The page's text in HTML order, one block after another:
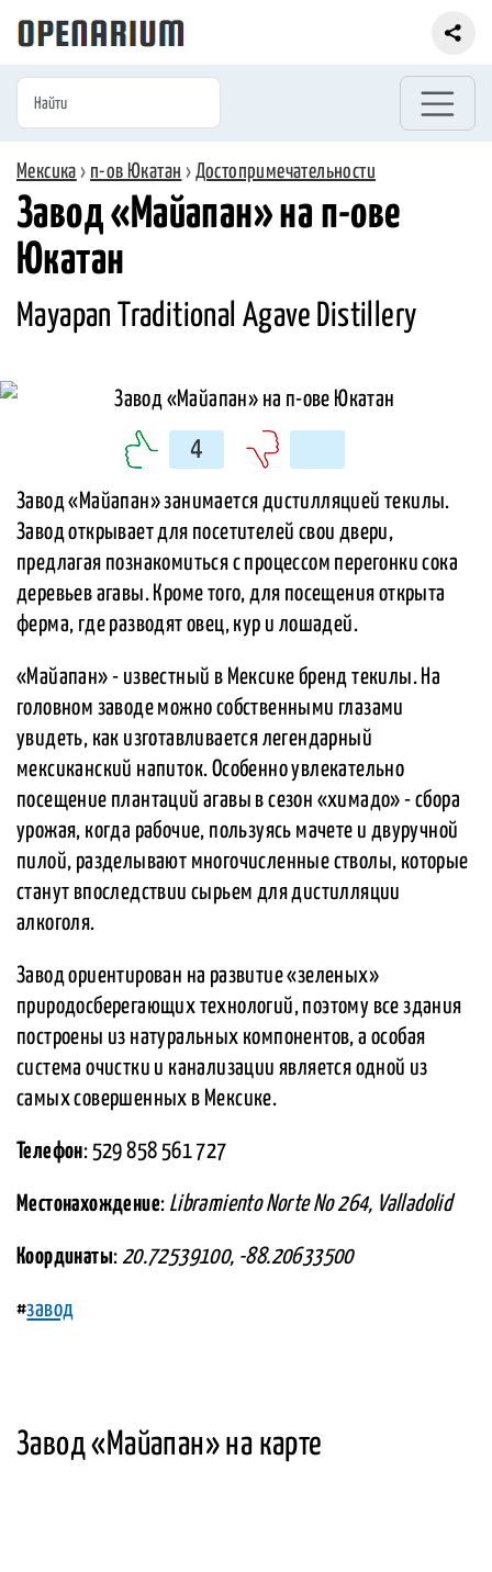
Мексика › п-ов Юкатан › Достопримечательности
Завод «Майапан» на п-ове
Юкатан
Mayapan Traditional Agave Distillery
4
Завод «Майапан» занимается дистилляцией текилы.
Завод открывает для посетителей свои двери,
предлагая познакомиться с процессом перегонки сока
деревьев агавы. Кроме того, для посещения открыта
ферма, где разводят овец, кур и лошадей.
«Майапан» - известный в Мексике бренд текилы. На
головном заводе можно собственными глазами
увидеть, как изготавливается легендарный
мексиканский напиток. Особенно увлекательно
посещение плантаций агавы в сезон «химадо» - сбора
урожая, когда рабочие, пользуясь мачете и двуручной
пилой, разделывают многочисленные стволы, которые
станут впоследствии сырьем для дистилляции
алкоголя.
Завод ориентирован на развитие «зеленых»
природосберегающих технологий, поэтому все здания
построены из натуральных компонентов, а особая
система очистки и канализации является одной из
самых совершенных в Мексике.
Телефон: 529 858 561 727
Местонахождение: Libramiento Norte No 264, Valladolid
Координаты: 20.72539100, -88.20633500
#завод
Завод «Майапан» на карте